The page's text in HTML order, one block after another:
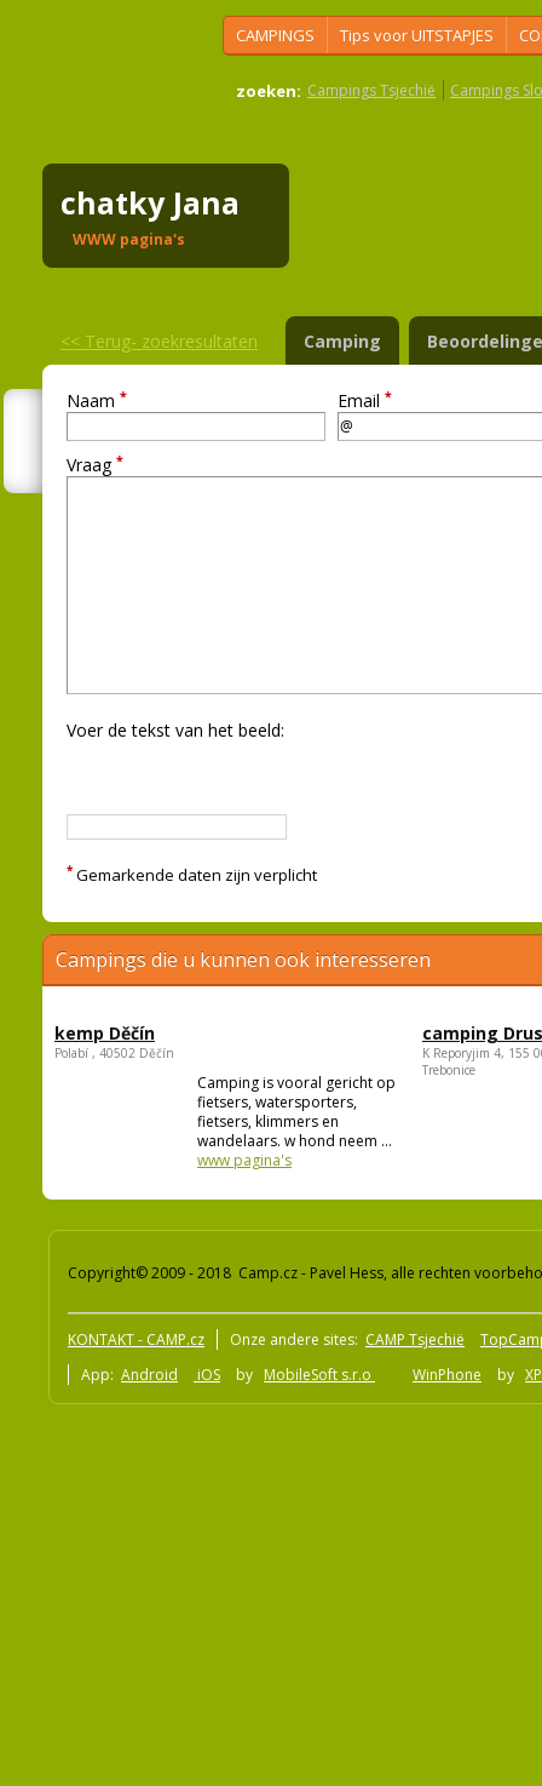
CAMPINGS Tips voor UITSTAPJES
zoeken: Campings Tsjechië Campings
chatky Jana
WWW pagina's
<< Terug- zoekresultaten Camping
Naam * Email *
Vraag *
Voer de tekst van het beeld:
* Gemarkende daten zijn verplicht
Campings die u kunnen ook interesseren
kemp Děčín
Polabí , 40502 Děčín
Camping is vooral gericht op
fietsers, watersporters,
fietsers, klimmers en
wandelaars. w hond neem ...
www pagina's
camping
K Reporyjim 4, 155
Trebonice
Copyright© 2009 - 2018 Camp.cz - Pavel Hess, alle rechten
KONTAKT - CAMP.cz Onze andere sites: CAMP Tsjechië
App: Android iOS by MobileSoft s.r.o WinPhone by